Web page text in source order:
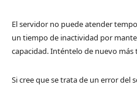
El servidor no puede atender
un tiempo de inactividad por
capacidad. Inténtelo de nuevo más
Si cree que se trata de un error del